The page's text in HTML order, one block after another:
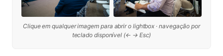
Clique em qualquer imagem para abrir o lightbox · navegação por
teclado disponível (← → Esc)